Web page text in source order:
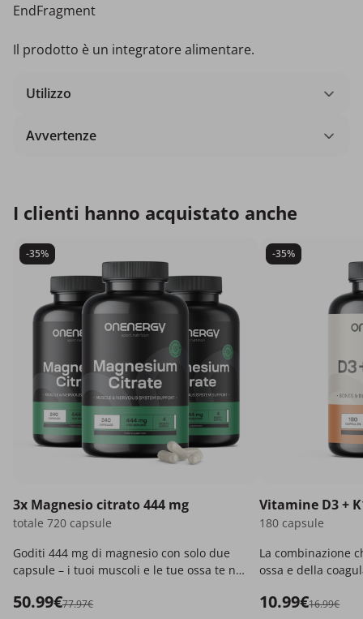
EndFragment
Il prodotto è un integratore alimentare.
Utilizzo
Avvertenze
I clienti hanno acquistato anche
-35%
3x Magnesio citrato 444 mg
totale 720 capsule
Goditi 444 mg di magnesio con solo due
capsule – i tuoi muscoli e le tue ossa te ne
50.99€77.97€
-35%
Vitamine D3 +
180 capsule
La combinazione
ossa e della
10.99€16.99€